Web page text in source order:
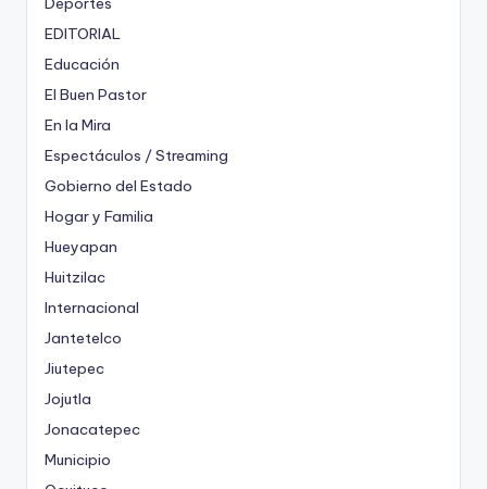
EDITORIAL
Educación
El Buen Pastor
En la Mira
Espectáculos / Streaming
Gobierno del Estado
Hogar y Familia
Hueyapan
Huitzilac
Internacional
Jantetelco
Jiutepec
Jojutla
Jonacatepec
Municipio